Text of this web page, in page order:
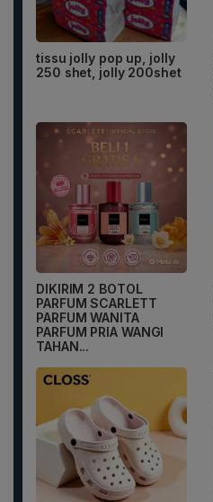
tissu jolly pop up, jolly
250 shet, jolly 200shet
DIKIRIM 2 BOTOL
PARFUM SCARLETT
PARFUM WANITA
PARFUM PRIA WANGI
TAHAN...